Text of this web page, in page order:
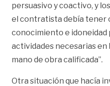
persuasivo y coactivo, y
el contratista debía tener
conocimiento e idoneidad
actividades necesarias
mano de obra calificada”.
Otra situación que hacía